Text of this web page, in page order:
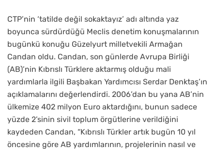
CTP’nin ‘tatilde değil sokaktayız’ adı altında yaz
boyunca sürdürdüğü Meclis denetim konuşmalarının
bugünkü konuğu Güzelyurt milletvekili Armağan
Candan oldu. Candan, son günlerde Avrupa Birliği
(AB)’nin Kıbrıslı Türklere aktarmış olduğu mali
yardımlarla ilgili Başbakan Yardımcısı Serdar Denktaş’ın
açıklamalarını değerlendirdi. 2006’dan bu yana AB’nin
ülkemize 402 milyon Euro aktardığını, bunun sadece
yüzde 2’sinin sivil toplum örgütlerine verildiğini
kaydeden Candan, “Kıbrıslı Türkler artık bugün 10 yıl
öncesine göre AB yardımlarının, projelerinin nasıl ve